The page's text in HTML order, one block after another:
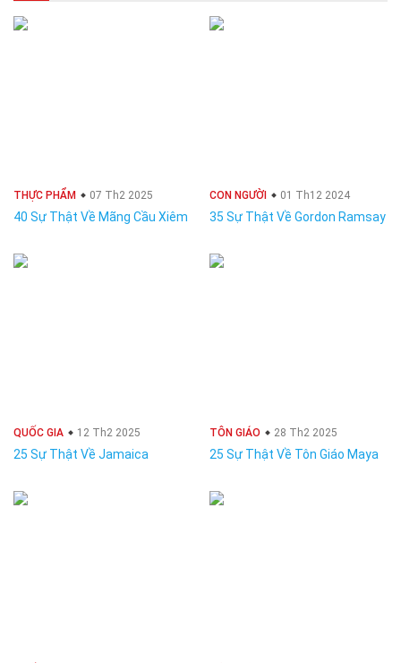
THỰC PHẨM 07 Th2 2025
40 Sự Thật Về Mãng Cầu Xiêm
CON NGƯỜI 01 Th12 2024
35 Sự Thật Về Gordon Ramsay
QUỐC GIA 12 Th2 2025
25 Sự Thật Về Jamaica
TÔN GIÁO 28 Th2 2025
25 Sự Thật Về Tôn Giáo Maya